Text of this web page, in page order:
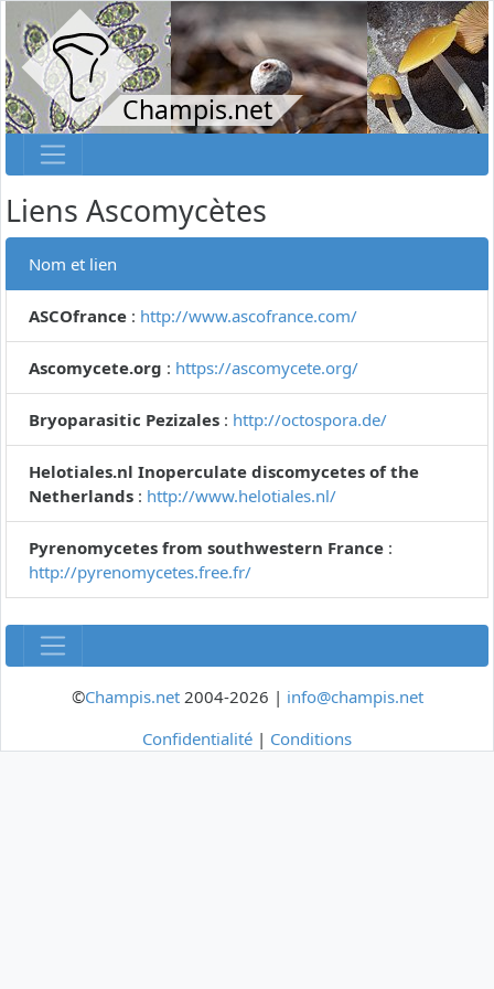
Champis.net
Liens Ascomycètes
Nom et lien
ASCOfrance : http://www.ascofrance.com/
Ascomycete.org : https://ascomycete.org/
Bryoparasitic Pezizales : http://octospora.de/
Helotiales.nl Inoperculate discomycetes of the
Netherlands : http://www.helotiales.nl/
Pyrenomycetes from southwestern France :
http://pyrenomycetes.free.fr/
©Champis.net2004-2026 | info@champis.net
Confidentialité | Conditions